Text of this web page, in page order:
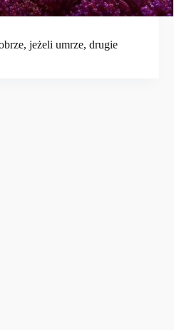
jeżeli umrze, drugie